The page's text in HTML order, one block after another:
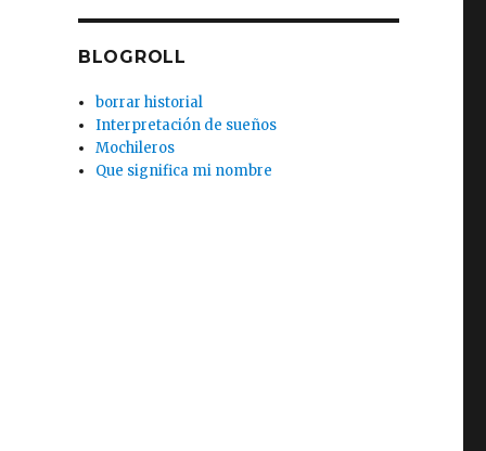
BLOGROLL
borrar historial
Interpretación de sueños
Mochileros
Que significa mi nombre